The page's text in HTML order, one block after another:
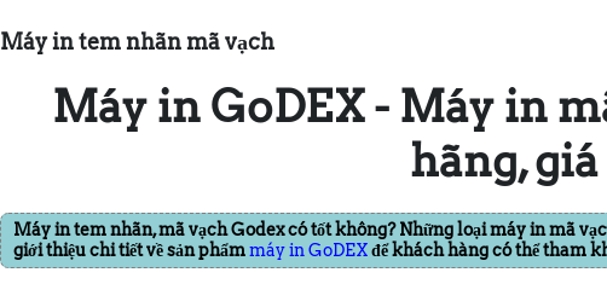
Máy in tem nhãn mã vạch
Máy in GoDEX - Máy in
hãng,
Máy in tem nhãn, mã vạch Godex có tốt không? Những loại máy in mã
giới thiệu chi tiết về sản phẩmmáy in GoDEXđể khách hàng có thể tham